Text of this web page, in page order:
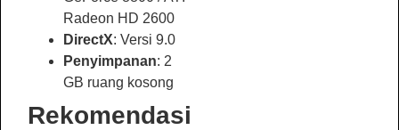
Radeon HD 2600
DirectX: Versi 9.0
Penyimpanan: 2
GB ruang kosong
Rekomendasi